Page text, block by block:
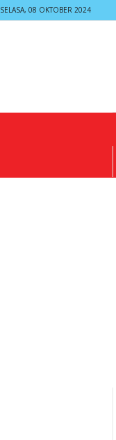
SELASA, 08 OKTOBER 2024